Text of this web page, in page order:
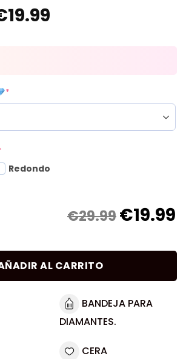
19.99
*
Redondo
€29.99€19.99
AL CARRITO
BANDEJA PARA
DIAMANTES.
CERA